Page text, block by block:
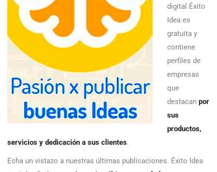
digital Éxito
Idea es
gratuita y
contiene
perfiles de
empresas
que
destacan por
sus
productos,
servicios y dedicación a sus clientes.
Echa un vistazo a nuestras últimas publicaciones. Éxito Idea